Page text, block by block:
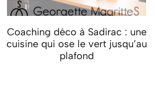
Coaching déco à Sadirac : une
cuisine qui ose le vert jusqu’au
plafond